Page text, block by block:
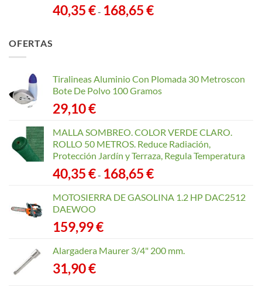
40,35€- 168,65€Rango
168,65 €
OFERTAS
Tiralineas Aluminio Con Plomada 30 Metroscon
Bote De Polvo 100 Gramos
29,10€
MALLA SOMBREO. COLOR VERDE CLARO.
ROLLO 50 METROS. Reduce Radiación,
Protección Jardín y Terraza, Regula Temperatura
40,35€- 168,65€Rango
precios:
MOTOSIERRA DE GASOLINA 1.2 HP DAC2512
DAEWOO
159,99€
Alargadera Maurer 3/4" 200 mm.
31,90€